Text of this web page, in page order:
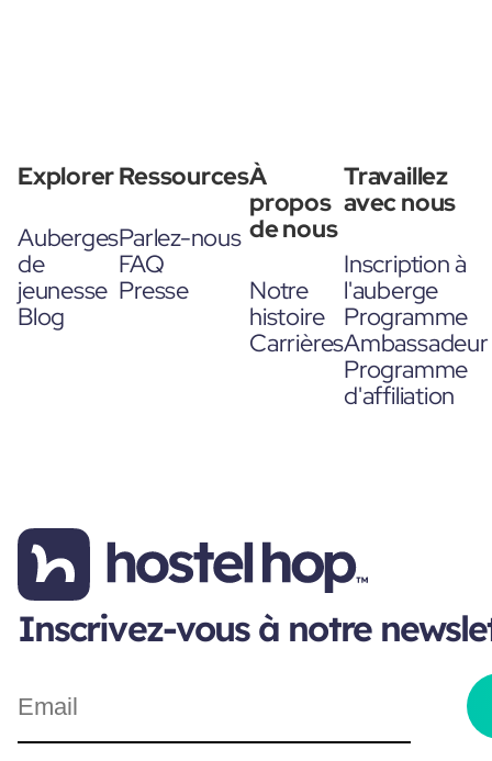
Explorer
Auberges
de
jeunesse
Blog
Ressources
Parlez-nous
FAQ
Presse
À
propos
de nous
Notre
histoire
Carrières
Travaillez
avec nous
Inscription à
l'auberge
Programme
Ambassadeur
Programme
d'affiliation
Inscrivez-vous à notre